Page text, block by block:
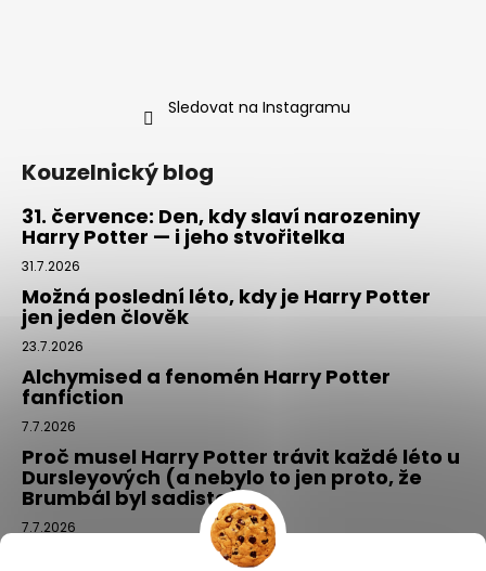
Sledovat na Instagramu
Kouzelnický blog
31. července: Den, kdy slaví narozeniny
Harry Potter — i jeho stvořitelka
31.7.2026
Možná poslední léto, kdy je Harry Potter
jen jeden člověk
23.7.2026
Alchymised a fenomén Harry Potter
fanfiction
7.7.2026
Proč musel Harry Potter trávit každé léto u
Dursleyových (a nebylo to jen proto, že
Brumbál byl sadista)
7.7.2026
Tajemný balíček z Příčné ulice: kouzlo,